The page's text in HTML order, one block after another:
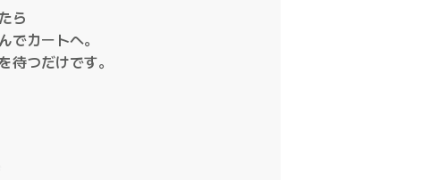
ら
でカートへ。
待つだけです。